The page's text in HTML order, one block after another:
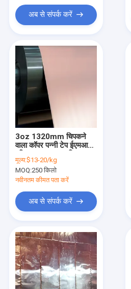
अब से संपर्क करें
3oz 1320mm चिपकने
वाला कॉपर पन्नी टेप ईएमआई
शुद्धता
मूल्य:$13-20/kg
MOQ:250 किलो
नवीनतम कीमत पता करें
अब से संपर्क करें